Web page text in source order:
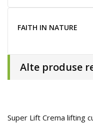
FAITH IN NATURE
Alte produse
Super Lift Crema lifting